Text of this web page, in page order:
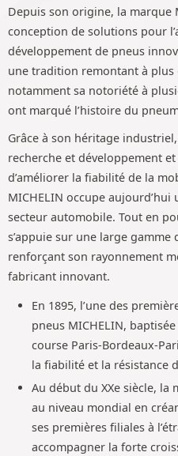
Depuis son origine, la marque
conception de solutions pour
développement de pneus
une tradition remontant à plus
notamment sa notoriété à
ont marqué l’histoire du
Grâce à son héritage
recherche et développement
d’améliorer la fiabilité de la
MICHELIN occupe
secteur automobile. Tout en
s’appuie sur une large
renforçant son rayonnement
fabricant innovant.
En 1895, l’une des
pneus MICHELIN,
course Paris-Bordeaux-
la fiabilité et la résistance
Au début du XXe siècle,
au niveau mondial en
ses premières filiales à
accompagner la forte